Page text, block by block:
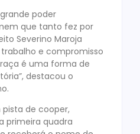
poder
que tanto fez por
Severino Maroja
e compromisso
é uma forma de
destacou o
de cooper,
primeira quadra